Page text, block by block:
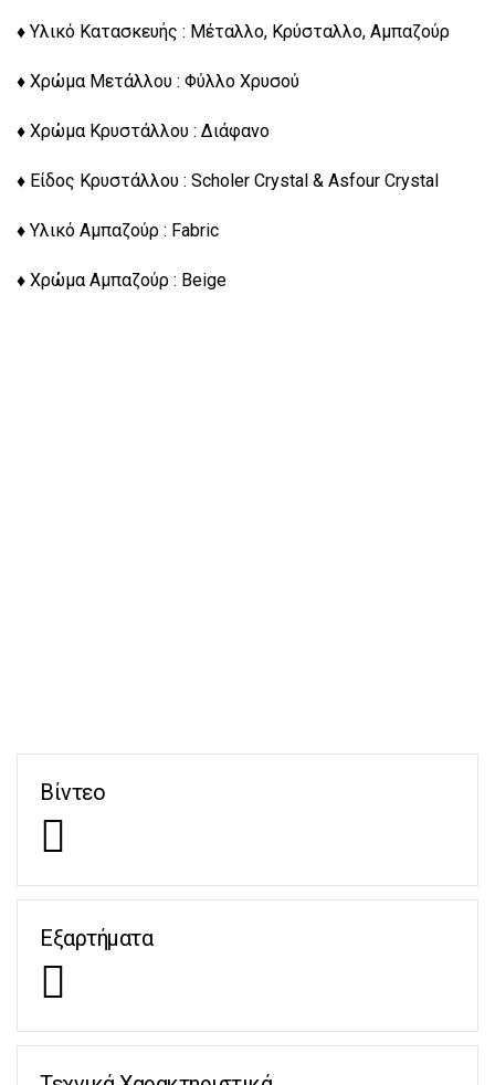
♦ Υλικό Κατασκευής : Μέταλλο, Κρύσταλλο, Αμπαζούρ
♦ Χρώμα Μετάλλου : Φύλλο Χρυσού
♦ Χρώμα Κρυστάλλου : Διάφανο
♦ Είδος Κρυστάλλου : Scholer Crystal & Asfour Crystal
♦ Υλικό Αμπαζούρ : Fabric
♦ Χρώμα Αμπαζούρ : Beige
Βίντεο
Εξαρτήματα